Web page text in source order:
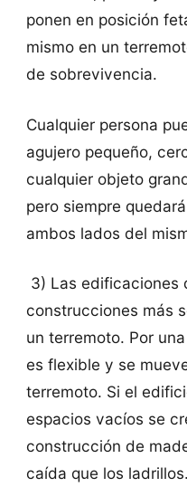
ponen en posición
mismo en un
de sobrevivencia.
Cualquier persona
agujero pequeño,
cualquier objeto
pero siempre
ambos lados del
3) Las edificaciones
construcciones más
un terremoto. Por
es flexible y se
terremoto. Si el
espacios vacíos se
construcción de
caída que los ladrillos.